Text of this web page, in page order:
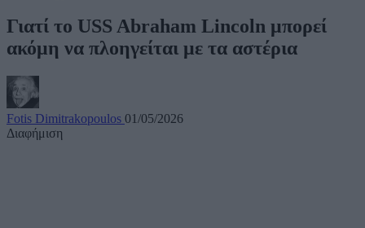
Γιατί το USS Abraham Lincoln μπορεί
ακόμη να πλοηγείται με τα αστέρια
Fotis Dimitrakopoulos 01/05/2026
Διαφήμιση